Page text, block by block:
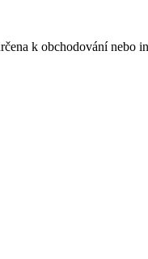
k obchodování nebo